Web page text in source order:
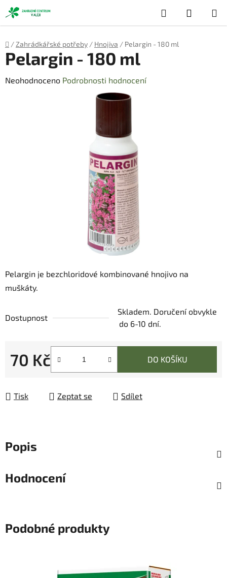
Přejít
na
obsah
Hledat
KOŠÍK
Domů
/ Zahrádkářské potřeby / Hnojiva / Pelargin - 180 ml
Pelargin je bezchloridové kombinované hnojivo na
muškáty.
Dostupnost
Skladem. Doručení obvykle
do 6-10 dní.
70 Kč
Měrná cena:
DO KOŠÍKU
Tisk Zeptat se Sdílet
Pelargin - 180 ml
Průměrné
Neohodnoceno Podrobnosti hodnocení
Popis
Hodnocení
Podobné produkty